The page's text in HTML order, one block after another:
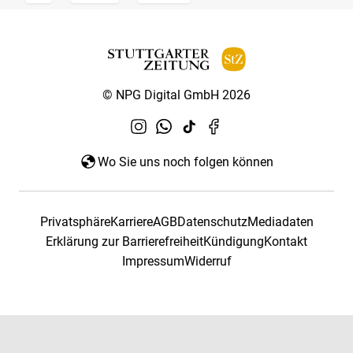
© NPG Digital GmbH 2026
Wo Sie uns noch folgen können
PrivatsphäreKarriereAGBDatenschutzMediadaten
Erklärung zur BarrierefreiheitKündigungKontakt
ImpressumWiderruf